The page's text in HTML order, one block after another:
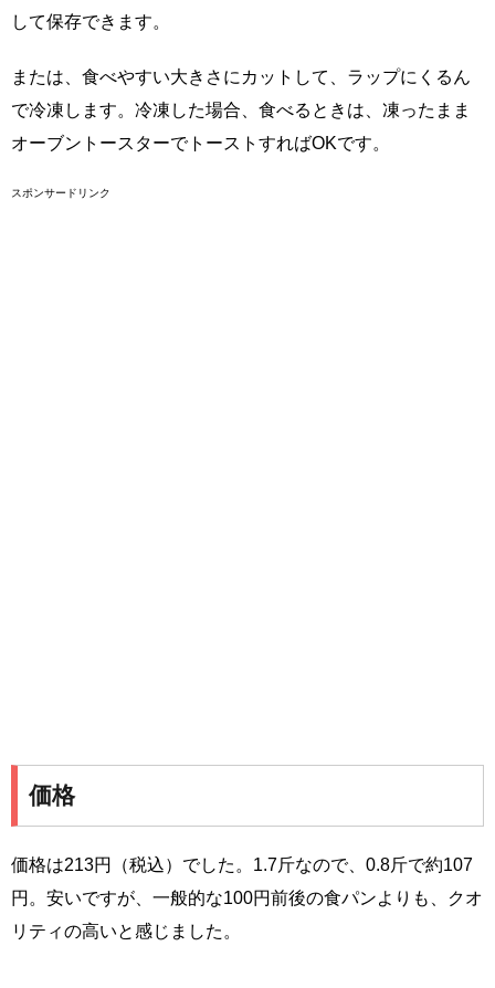
して保存できます。
または、食べやすい大きさにカットして、ラップにくるん
で冷凍します。冷凍した場合、食べるときは、凍ったまま
オーブントースターでトーストすればOKです。
スポンサードリンク
価格
価格は213円（税込）でした。1.7斤なので、0.8斤で約107
円。安いですが、一般的な100円前後の食パンよりも、クオ
リティの高いと感じました。